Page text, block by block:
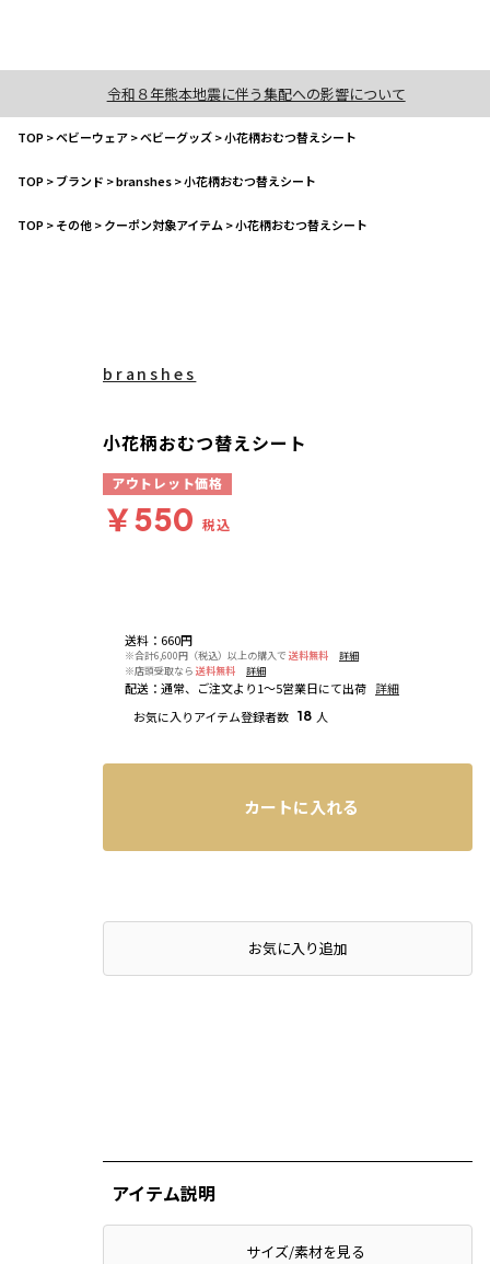
令和８年熊本地震に伴う集配への影響について
TOP>ベビーウェア>ベビーグッズ>小花柄おむつ替えシート
TOP>ブランド >branshes>小花柄おむつ替えシート
TOP>その他>クーポン対象アイテム >小花柄おむつ替えシート
送料 ： 660円
※合計6,600円（税込）以上の購入で 送料無料
詳細
※店頭受取なら 送料無料 詳細
配送 ： 通常、ご注文より1～5営業日にて出荷 詳細
お気に入りアイテム登録者数 18 人
branshes
小花柄おむつ替えシート
アウトレット価格
￥550 税込
カートに入れる
お気に入り追加
アイテム説明
サイズ/素材を見る